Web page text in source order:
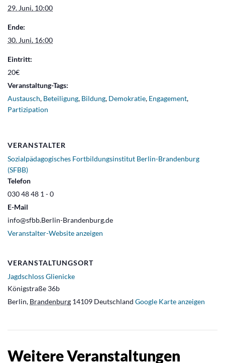
29. Juni, 10:00
Ende:
30. Juni, 16:00
Eintritt:
20€
Veranstaltung-Tags:
Austausch, Beteiligung, Bildung, Demokratie, Engagement,
Partizipation
VERANSTALTUNGSORT
Jagdschloss Glienicke
Königstraße 36b
Berlin, Brandenburg 14109 Deutschland Google Karte anzeigen
VERANSTALTER
Sozialpädagogisches Fortbildungsinstitut Berlin-Brandenburg
(SFBB)
Telefon
030 48 48 1 - 0
E-Mail
info@sfbb.Berlin-Brandenburg.de
Veranstalter-Website anzeigen
Weitere Veranstaltungen